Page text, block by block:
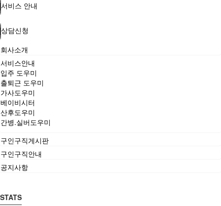
서비스 안내
상담신청
회사소개
서비스안내
입주 도우미
출퇴근 도우미
가사도우미
베이비시터
산후도우미
간병.실버도우미
구인구직게시판
구인구직안내
공지사항
STATS